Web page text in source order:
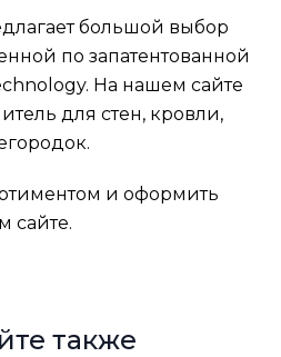
большой выбор
по запатентованной
На нашем сайте
для стен, кровли,
и оформить
сайте.
также